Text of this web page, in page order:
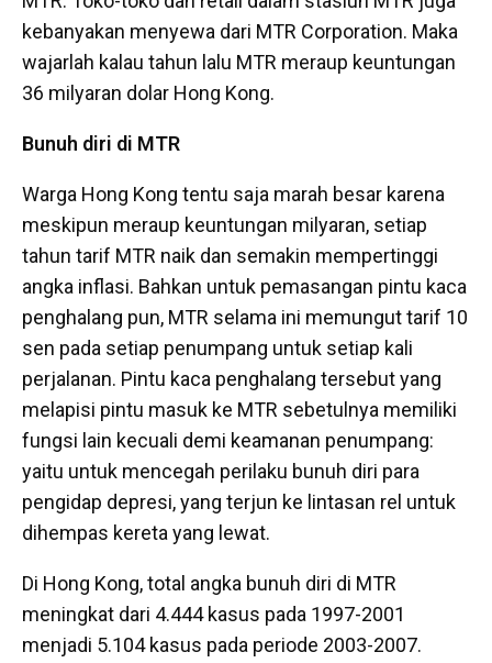
kebanyakan menyewa dari MTR Corporation. Maka
wajarlah kalau tahun lalu MTR meraup keuntungan
36 milyaran dolar Hong Kong.
Bunuh diri di MTR
Warga Hong Kong tentu saja marah besar karena
meskipun meraup keuntungan milyaran, setiap
tahun tarif MTR naik dan semakin mempertinggi
angka inflasi. Bahkan untuk pemasangan pintu kaca
penghalang pun, MTR selama ini memungut tarif 10
sen pada setiap penumpang untuk setiap kali
perjalanan. Pintu kaca penghalang tersebut yang
melapisi pintu masuk ke MTR sebetulnya memiliki
fungsi lain kecuali demi keamanan penumpang:
yaitu untuk mencegah perilaku bunuh diri para
pengidap depresi, yang terjun ke lintasan rel untuk
dihempas kereta yang lewat.
Di Hong Kong, total angka bunuh diri di MTR
meningkat dari 4.444 kasus pada 1997-2001
menjadi 5.104 kasus pada periode 2003-2007.